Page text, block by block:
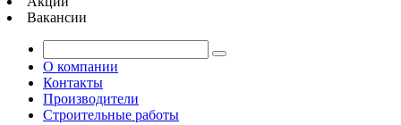
Вакансии
О компании
Контакты
Производители
Строительные работы